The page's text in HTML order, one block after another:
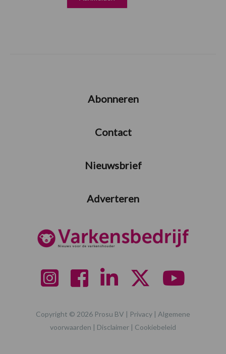
Abonneren
Contact
Nieuwsbrief
Adverteren
Copyright © 2026 Prosu BV | Privacy | Algemene
voorwaarden | Disclaimer | Cookiebeleid